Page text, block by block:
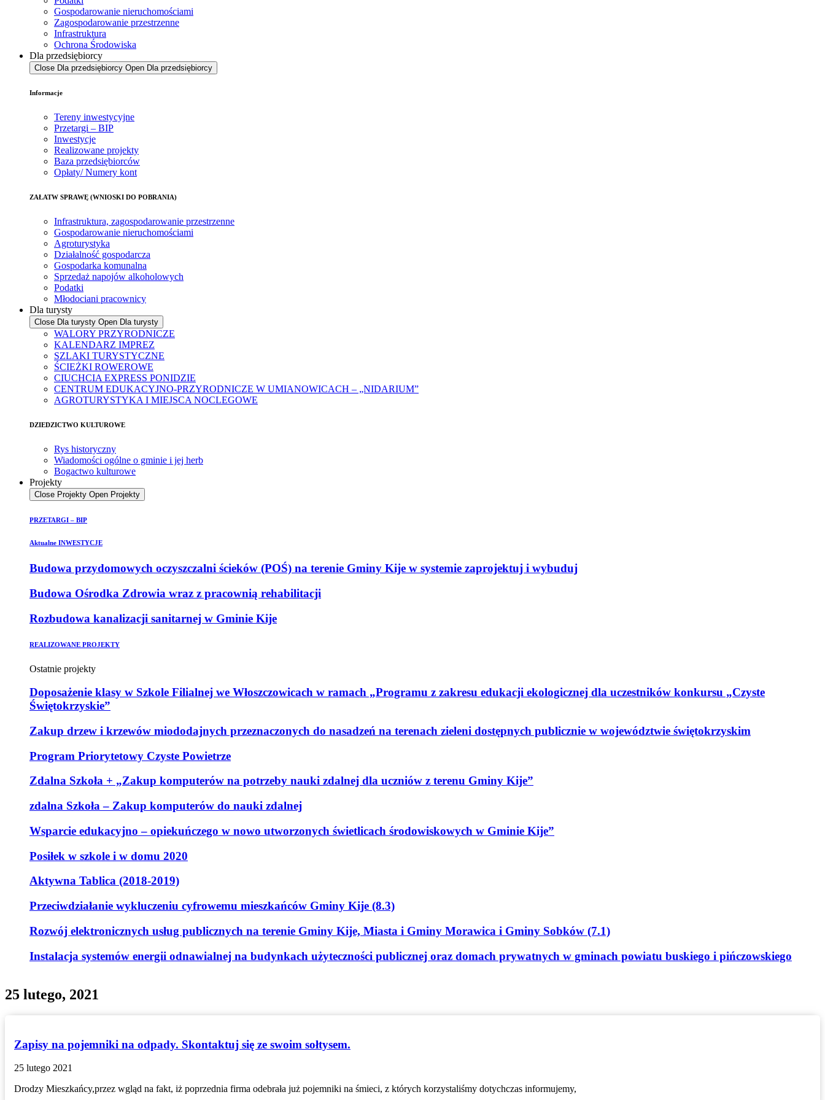
Gospodarowanie nieruchomościami
Zagospodarowanie przestrzenne
Infrastruktura
Ochrona Środowiska
Dla przedsiębiorcy
Close Dla przedsiębiorcy Open Dla przedsiębiorcy
Informacje
Tereny inwestycyjne
Przetargi – BIP
Inwestycje
Realizowane projekty
Baza przedsiębiorców
Opłaty/ Numery kont
ZAŁATW SPRAWĘ (WNIOSKI DO POBRANIA)
Infrastruktura, zagospodarowanie przestrzenne
Gospodarowanie nieruchomościami
Agroturystyka
Działalność gospodarcza
Gospodarka komunalna
Sprzedaż napojów alkoholowych
Podatki
Młodociani pracownicy
Dla turysty
Close Dla turysty Open Dla turysty
WALORY PRZYRODNICZE
KALENDARZ IMPREZ
SZLAKI TURYSTYCZNE
ŚCIEŻKI ROWEROWE
CIUCHCIA EXPRESS PONIDZIE
CENTRUM EDUKACYJNO-PRZYRODNICZE W UMIANOWICACH – „NIDARIUM”
AGROTURYSTYKA I MIEJSCA NOCLEGOWE
DZIEDZICTWO KULTUROWE
Rys historyczny
Wiadomości ogólne o gminie i jej herb
Bogactwo kulturowe
Projekty
Close Projekty Open Projekty
PRZETARGI – BIP
Aktualne INWESTYCJE
Budowa przydomowych oczyszczalni ścieków (POŚ) na terenie Gminy Kije w systemie zaprojektuj i wybuduj
Budowa Ośrodka Zdrowia wraz z pracownią rehabilitacji
Rozbudowa kanalizacji sanitarnej w Gminie Kije
REALIZOWANE PROJEKTY
Ostatnie projekty
Doposażenie klasy w Szkole Filialnej we Włoszczowicach w ramach „Programu z zakresu edukacji ekologicznej dla uczestników konkursu „Czyste
Świętokrzyskie”
Zakup drzew i krzewów miododajnych przeznaczonych do nasadzeń na terenach zieleni dostępnych publicznie w województwie świętokrzyskim
Program Priorytetowy Czyste Powietrze
Zdalna Szkoła + „Zakup komputerów na potrzeby nauki zdalnej dla uczniów z terenu Gminy Kije”
zdalna Szkoła – Zakup komputerów do nauki zdalnej
Wsparcie edukacyjno – opiekuńczego w nowo utworzonych świetlicach środowiskowych w Gminie Kije”
Posiłek w szkole i w domu 2020
Aktywna Tablica (2018-2019)
Przeciwdziałanie wykluczeniu cyfrowemu mieszkańców Gminy Kije (8.3)
Rozwój elektronicznych usług publicznych na terenie Gminy Kije, Miasta i Gminy Morawica i Gminy Sobków (7.1)
Instalacja systemów energii odnawialnej na budynkach użyteczności publicznej oraz domach prywatnych w gminach powiatu buskiego i pińczowskiego
25 lutego, 2021
Zapisy na pojemniki na odpady. Skontaktuj się ze swoim sołtysem.
25 lutego 2021
Drodzy Mieszkańcy,przez wgląd na fakt, iż poprzednia firma odebrała już pojemniki na śmieci, z których korzystaliśmy dotychczas informujemy,